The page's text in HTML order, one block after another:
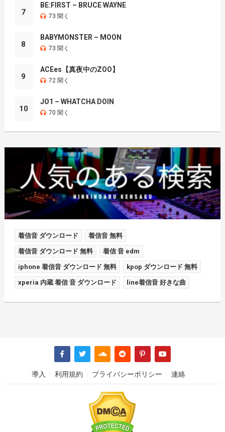
7
BE:FIRST – BRUCE WAYNE
73 聞く
8
BABYMONSTER – MOON
73 聞く
9
ACEes【真夜中のZOO】
72 聞く
10
JO1 – WHATCHA DOIN
70 聞く
着信音 ダウンロード 着信音 無料
着信音 ダウンロード 無料 着信 音 edm
iphone 着信音 ダウンロード 無料 kpop ダウンロード 無料
xperia 内蔵 着信 音 ダウンロード line着信音 好きな曲
導入 利用規約 プライバシーポリシー 連絡